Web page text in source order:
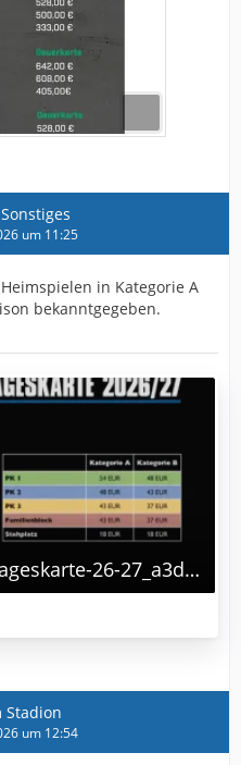
um 11:25
in Kategorie A
bekanntgegeben.
csm_Preisuebersicht-Tageskarte-26-27_a3dbe4dc59.png
Stadion
um 12:54